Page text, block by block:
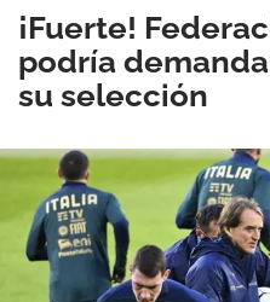
¡Fuerte!
podría
su selección